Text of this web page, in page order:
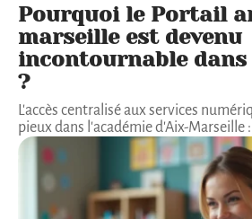
Pourquoi le Portail
marseille est devenu
incontournable dans
?
L'accès centralisé aux services
pieux dans l'académie d'Aix-Marseille